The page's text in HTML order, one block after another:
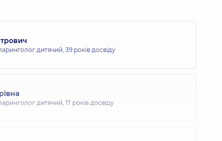
дитячий, 39 років досвіду
дитячий, 17 років досвіду